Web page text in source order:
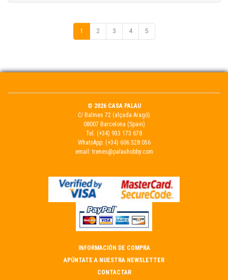
1 2 3 4 5
© 2026 CASA PALAU
C/ Balmes 72 (alçada Aragó)
08007 Barcelona (Spain)
Tel. (+34) 933 173 678
WhatsApp: (+34) 606 328 056
email: trenes@palauhobby.com
INFORMACIÓN DE COMPRA
APÚNTATE A NUESTRA NEWSLETTER
CONTACTAR